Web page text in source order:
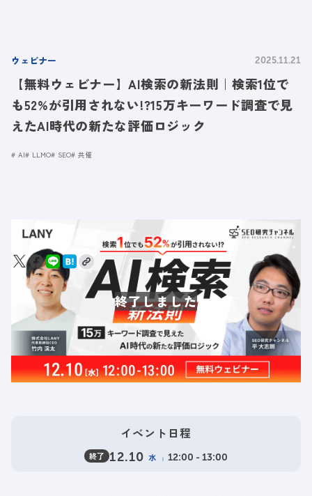
ウェビナー 2025.11.21
【無料ウェビナー】AI検索の新法則｜検索1位で
も52%が引用されない!?15万キーワード調査で見
えたAI時代の新たな評価ロジック
AI LLMO SEO 共催
イベント日程
終了 12.10 水 12:00 - 13:00